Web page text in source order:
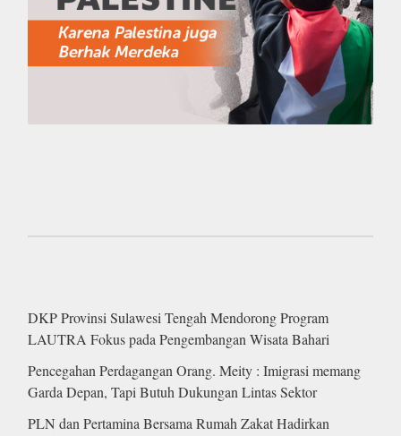
DKP Provinsi Sulawesi Tengah Mendorong Program
LAUTRA Fokus pada Pengembangan Wisata Bahari
Pencegahan Perdagangan Orang. Meity : Imigrasi memang
Garda Depan, Tapi Butuh Dukungan Lintas Sektor
PLN dan Pertamina Bersama Rumah Zakat Hadirkan